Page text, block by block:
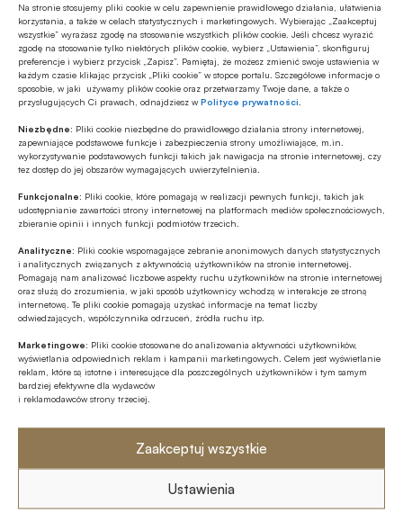
Na stronie stosujemy pliki cookie w celu zapewnienie prawidłowego działania, ułatwienia
korzystania, a także w celach statystycznych i marketingowych. Wybierając „Zaakceptuj
wszystkie” wyrażasz zgodę na stosowanie wszystkich plików cookie. Jeśli chcesz wyrazić
zgodę na stosowanie tylko niektórych plików cookie, wybierz „Ustawienia”, skonfiguruj
preferencje i wybierz przycisk „Zapisz”. Pamiętaj, że możesz zmienić swoje ustawienia w
każdym czasie klikając przycisk „Pliki cookie” w stopce portalu. Szczegółowe informacje o
sposobie, w jaki używamy plików cookie oraz przetwarzamy Twoje dane, a także o
przysługujących Ci prawach, odnajdziesz wPolityce prywatności
Niezbędne: Pliki cookie niezbędne do prawidłowego działania strony internetowej,
zapewniające podstawowe funkcje i zabezpieczenia strony umożliwiające, m.in.
wykorzystywanie podstawowych funkcji takich jak nawigacja na stronie internetowej, czy
tez dostęp do jej obszarów wymagających uwierzytelnienia.
Funkcjonalne: Pliki cookie, które pomagają w realizacji pewnych funkcji, takich jak
udostępnianie zawartości strony internetowej na platformach mediów społecznościowych,
zbieranie opinii i innych funkcji podmiotów trzecich.
Analityczne: Pliki cookie wspomagające zebranie anonimowych danych statystycznych
i analitycznych związanych z aktywnością użytkowników na stronie internetowej.
Pomagają nam analizować liczbowe aspekty ruchu użytkowników na stronie internetowej
oraz służą do zrozumienia, w jaki sposób użytkownicy wchodzą w interakcje ze stroną
internetową. Te pliki cookie pomagają uzyskać informacje na temat liczby
odwiedzających, współczynnika odrzuceń, źródła ruchu itp.
Marketingowe: Pliki cookie stosowane do analizowania aktywności użytkowników,
wyświetlania odpowiednich reklam i kampanii marketingowych. Celem jest wyświetlanie
reklam, które są istotne i interesujące dla poszczególnych użytkowników i tym samym
bardziej efektywne dla wydawców
i reklamodawców strony trzeciej.
Zaakceptuj wszystkie
Ustawienia
Sektor bankowy w Polsce odpowiada za
81% zewnętrznego finansowania
wszystkich przedsiębiorstw w naszym
kraju. Jednocześnie jest dwudziestym
czwartym sektorem bankowym w Unii
Europejskiej pod względem wielkości
aktywów w sytuacji, kiedy Polska jest
szóstą pod względem wielkości
gospodarką w UE i dwudziestą na
świecie. Czyli jesteśmy relatywnie
małym sektorem i w dodatku
nadmiernie obciążonym fiskalnie, z
efektywną stopą opodatkowania 45%, co
czyni polski sektor bankowy najbardziej
obciążonym fiskalnie sektorem ze
wszystkich państw Unii Europejskiej.
Tadeusz Białek
prezes